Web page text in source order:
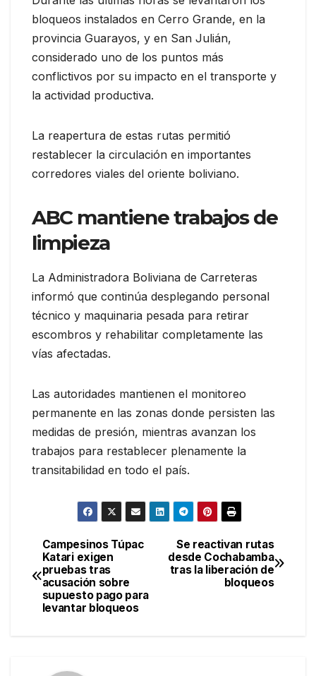
bloqueos instalados en Cerro Grande, en la
provincia Guarayos, y en San Julián,
considerado uno de los puntos más
conflictivos por su impacto en el transporte y
la actividad productiva.
La reapertura de estas rutas permitió
restablecer la circulación en importantes
corredores viales del oriente boliviano.
ABC mantiene trabajos de
limpieza
La Administradora Boliviana de Carreteras
informó que continúa desplegando personal
técnico y maquinaria pesada para retirar
escombros y rehabilitar completamente las
vías afectadas.
Las autoridades mantienen el monitoreo
permanente en las zonas donde persisten las
medidas de presión, mientras avanzan los
trabajos para restablecer plenamente la
transitabilidad en todo el país.
Navegación
de
entradas
Se reactivan rutas
desde Cochabamba
tras la liberación de
bloqueos
Campesinos Túpac
Katari exigen
pruebas tras
acusación sobre
supuesto pago para
levantar bloqueos